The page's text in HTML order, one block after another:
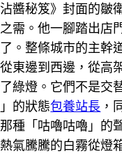
醬秘笈》封面的皺
需。他一腳踏出店
。整條城市的主幹
東邊到西邊，從高
綠燈。它們不是交
的狀態包養站長 ，
種「咕嚕咕嚕」的
氣騰騰的白霧從燈